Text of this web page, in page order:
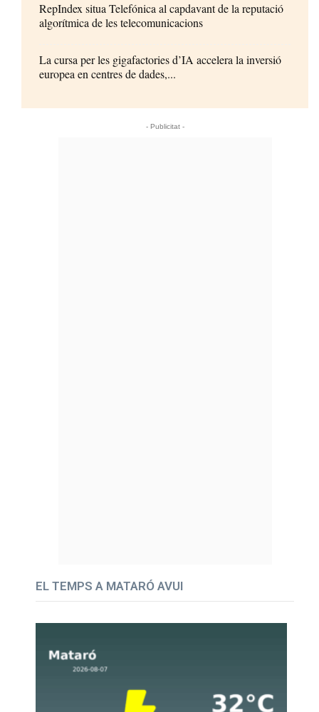
RepIndex situa Telefónica al capdavant de la reputació
algorítmica de les telecomunicacions
La cursa per les gigafactories d’IA accelera la inversió
europea en centres de dades,...
- Publicitat -
EL TEMPS A MATARÓ AVUI